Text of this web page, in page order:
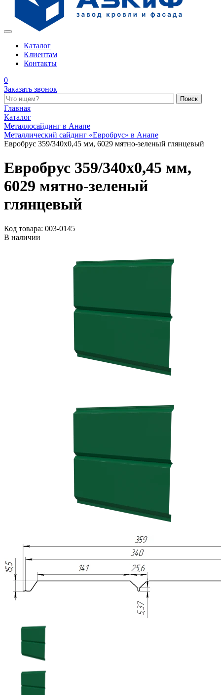
Каталог
Клиентам
Контакты
0
Заказать звонок
Поиск по каталогу
Главная
Каталог
Металлосайдинг в Анапе
Металлический сайдинг «Евробрус» в Анапе
Евробрус 359/340x0,45 мм, 6029 мятно-зеленый глянцевый
Евробрус 359/340x0,45 мм,
6029 мятно-зеленый
глянцевый
Код товара: 003-0145
В наличии